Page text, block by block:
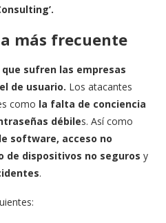
más frecuente
sufren las empresas
de usuario. Los atacantes
como la falta de conciencia
débiles. Así como
software, acceso no
de dispositivos no seguros y
.